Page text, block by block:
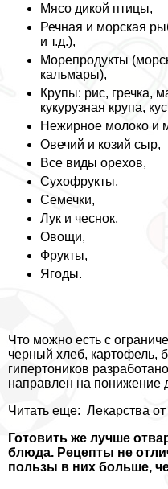
Мясо дикой птицы,
Речная и морская
и т.д.),
Морепродукты
кальмары),
Крупы: рис, гречка,
кукурузная крупа,
Нежирное молоко и
Овечий и козий сыр,
Все виды орехов,
Сухофрукты,
Семечки,
Лук и чеснок,
Овощи,
Фрукты,
Ягоды.
Что можно есть с
черный хлеб, картофель,
гипертоников
направлен на понижение
Читать еще: Лекарства от
Готовить же лучше
блюда. Рецепты не
пользы в них больше,